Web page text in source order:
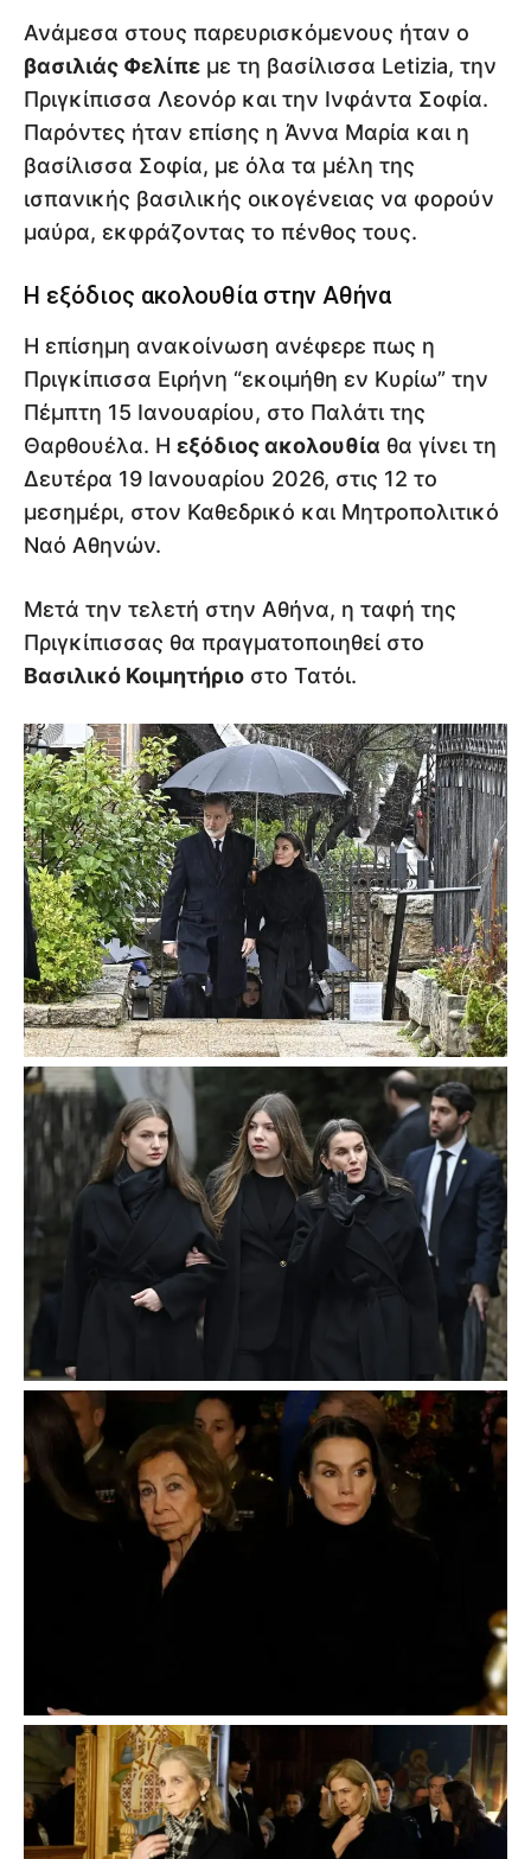
Ανάμεσα στους παρευρισκόμενους ήταν ο
βασιλιάς Φελίπε με τη βασίλισσα Letizia, την
Πριγκίπισσα Λεονόρ και την Ινφάντα Σοφία.
Παρόντες ήταν επίσης η Άννα Μαρία και η
βασίλισσα Σοφία, με όλα τα μέλη της
ισπανικής βασιλικής οικογένειας να φορούν
μαύρα, εκφράζοντας το πένθος τους.
Η εξόδιος ακολουθία στην Αθήνα
Η επίσημη ανακοίνωση ανέφερε πως η
Πριγκίπισσα Ειρήνη “εκοιμήθη εν Κυρίω” την
Πέμπτη 15 Ιανουαρίου, στο Παλάτι της
Θαρθουέλα. Η εξόδιος ακολουθία θα γίνει τη
Δευτέρα 19 Ιανουαρίου 2026, στις 12 το
μεσημέρι, στον Καθεδρικό και Μητροπολιτικό
Ναό Αθηνών.
Μετά την τελετή στην Αθήνα, η ταφή της
Πριγκίπισσας θα πραγματοποιηθεί στο
Βασιλικό Κοιμητήριο στο Τατόι.